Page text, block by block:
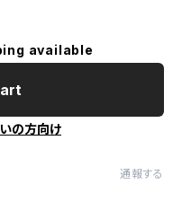
available
の方向け
通報する